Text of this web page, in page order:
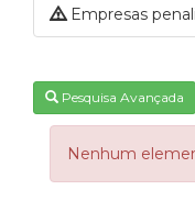
Empresas
Pesquisa Avançada
Nenhum